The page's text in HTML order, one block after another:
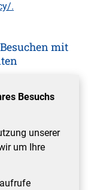
.
mit
Besuchs
unserer
um Ihre